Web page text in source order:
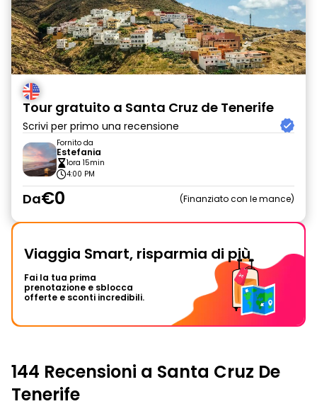
Tour gratuito a Santa Cruz de Tenerife
Scrivi per primo una recensione
Fornito da
Estefania
1ora 15min
4:00 PM
Da€0 Finanziato con le mance
Viaggia Smart, risparmia di più
Fai la tua prima
prenotazione e sblocca
offerte e sconti incredibili.
144 Recensioni a Santa Cruz De
Tenerife